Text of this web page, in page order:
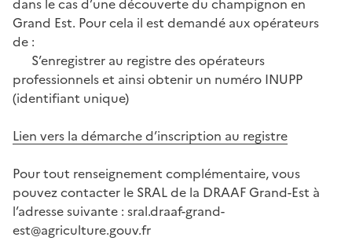
dans le cas d’une découverte du champignon en
Grand Est. Pour cela il est demandé aux opérateurs
de :
S’enregistrer au registre des opérateurs
professionnels et ainsi obtenir un numéro INUPP
(identifiant unique)
Lien vers la démarche d’inscription au registre
Pour tout renseignement complémentaire, vous
pouvez contacter le SRAL de la DRAAF Grand-Est à
l’adresse suivante : sral.draaf-grand-
est@agriculture.gouv.fr